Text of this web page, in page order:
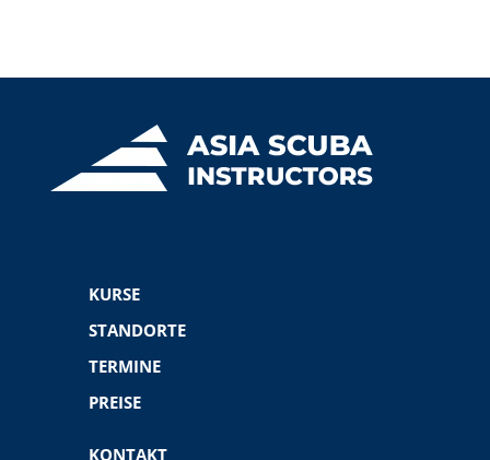
KURSE
STANDORTE
TERMINE
PREISE
KONTAKT